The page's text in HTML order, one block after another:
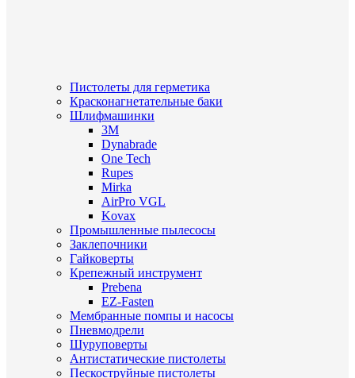
Пистолеты для герметика
Красконагнетательные баки
Шлифмашинки
3M
Dynabrade
One Tech
Rupes
Mirka
AirPro VGL
Kovax
Промышленные пылесосы
Заклепочники
Гайковерты
Крепежный инструмент
Prebena
EZ-Fasten
Мембранные помпы и насосы
Пневмодрели
Шуруповерты
Антистатические пистолеты
Пескоструйные пистолеты